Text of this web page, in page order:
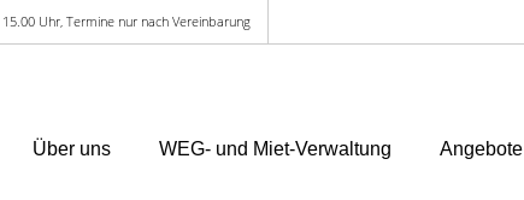
Uhr, Termine nur nach Vereinbarung
Über uns WEG- und Miet-Verwaltung Angebote